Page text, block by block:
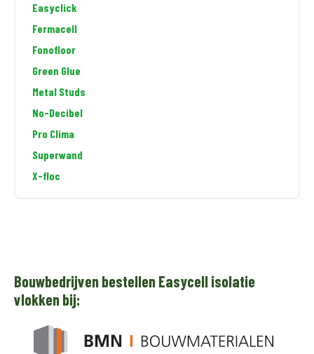
Easyclick
Fermacell
Fonofloor
Green Glue
Metal Studs
No-Decibel
Pro Clima
Superwand
X-floc
Bouwbedrijven bestellen Easycell isolatie
vlokken bij: